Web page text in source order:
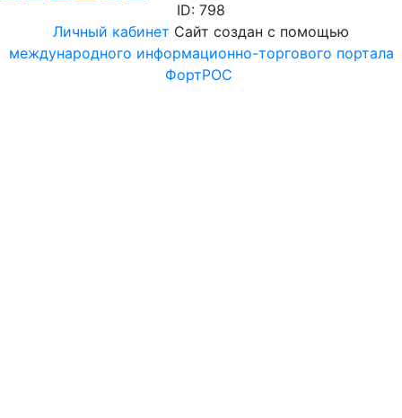
ID: 798
Личный кабинет Сайт создан с помощью
международного информационно-торгового портала
ФортРОС